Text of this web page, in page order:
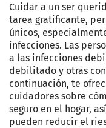
Cuidar a un ser
tarea gratificante,
únicos,
infecciones. Las
a las infecciones
debilitado y otras
continuación, te
cuidadores sobre
seguro en el hogar,
pueden reducir el